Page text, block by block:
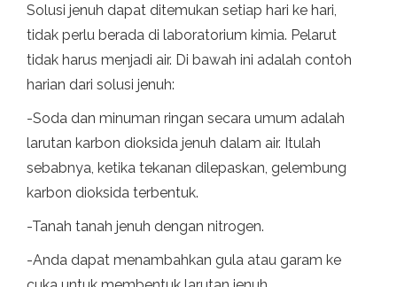
Solusi jenuh dapat ditemukan setiap hari ke hari,
tidak perlu berada di laboratorium kimia. Pelarut
tidak harus menjadi air. Di bawah ini adalah contoh
harian dari solusi jenuh:
-Soda dan minuman ringan secara umum adalah
larutan karbon dioksida jenuh dalam air. Itulah
sebabnya, ketika tekanan dilepaskan, gelembung
karbon dioksida terbentuk.
-Tanah tanah jenuh dengan nitrogen.
-Anda dapat menambahkan gula atau garam ke